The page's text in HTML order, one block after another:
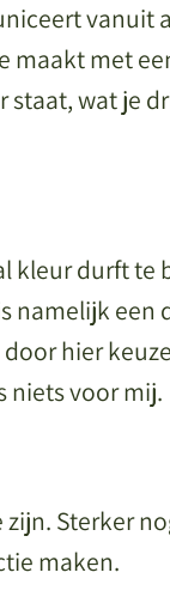
maakt met
wat je
kleur durft te
namelijk een
hier
voor mij.
Sterker
maken.